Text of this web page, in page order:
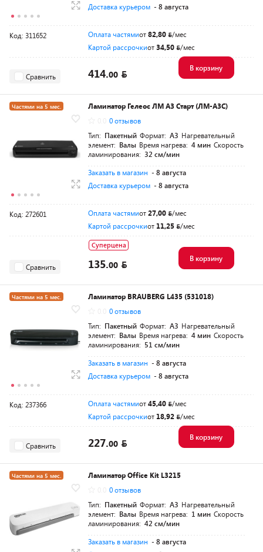
Доставка курьером - 8 августа
Код: 311652 Оплата частямиот82,80
/мес
Картой рассрочкиот34,50 /мес
Сравнить 414.00
В корзину
Частями на 5 мес.
Ламинатор Гелеос ЛМ A3 Старт (ЛМ-А3C)
0 отзывов
Тип: Пакетный Формат: A3 Нагревательный
элемент: Валы Время нагрева: 4 мин Скорость
ламинирования: 32 см/мин
Заказать в магазин - 8 августа
Доставка курьером - 8 августа
Код: 272601 Оплата частямиот27,00
/мес
Картой рассрочкиот 11,25 /мес
Сравнить
Суперцена
135.00
В корзину
Частями на 5 мес.
Ламинатор BRAUBERG L435 (531018)
0 отзывов
Тип: Пакетный Формат: A3 Нагревательный
элемент: Валы Время нагрева: 4 мин Скорость
ламинирования: 51 см/мин
Заказать в магазин - 8 августа
Доставка курьером - 8 августа
Код: 237366 Оплата частямиот45,40
/мес
Картой рассрочкиот 18,92 /мес
Сравнить 227.00
В корзину
Частями на 5 мес.
Ламинатор Office Kit L3215
0 отзывов
Тип: Пакетный Формат: A3 Нагревательный
элемент: Валы Время нагрева: 1 мин Скорость
ламинирования: 42 см/мин
Заказать в магазин - 8 августа